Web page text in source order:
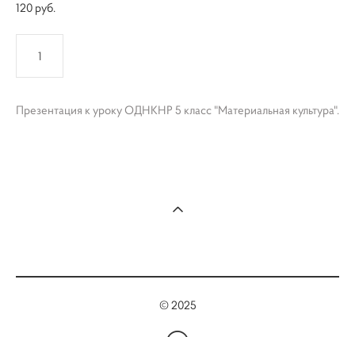
120 pуб.
Презентация к уроку ОДНКНР 5 класс "Материальная культура".
© 2025